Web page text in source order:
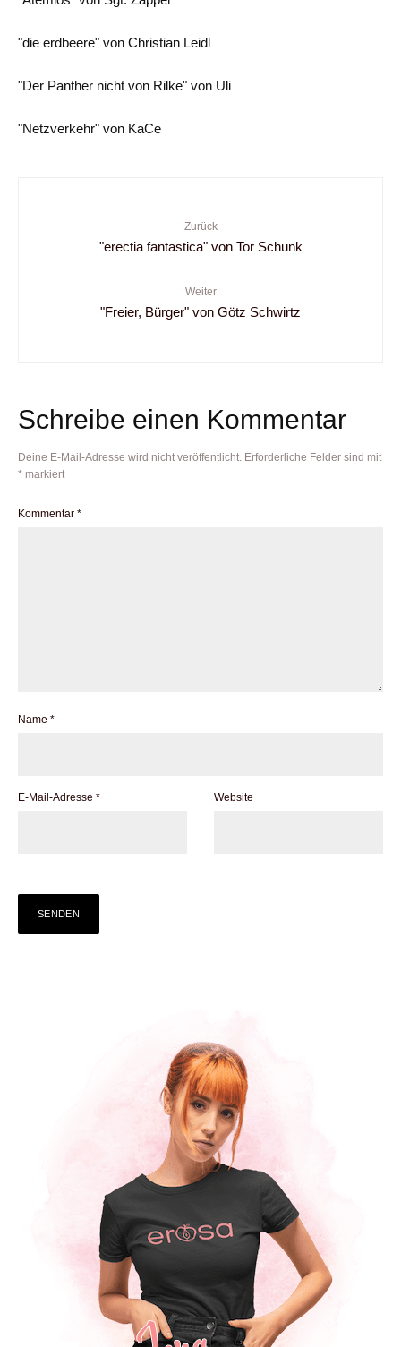
"die erdbeere" von Christian Leidl
"Der Panther nicht von Rilke" von Uli
"Netzverkehr" von KaCe
Zurück
"erectia fantastica" von Tor Schunk
Weiter
"Freier, Bürger" von Götz Schwirtz
Schreibe einen Kommentar
Deine E-Mail-Adresse wird nicht veröffentlicht. Erforderliche Felder sind mit
* markiert
Kommentar *
Name *
E-Mail-Adresse * Website